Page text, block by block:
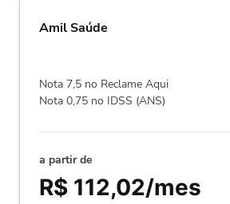
Amil Saúde
Nota 7,5 no Reclame Aqui
Nota 0,75 no IDSS (ANS)
a partir de
R$ 112,02/mes